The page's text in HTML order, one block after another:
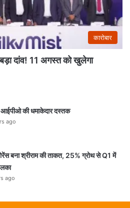
कारोबार
बड़ा दांव! 11 अगस्त को खुलेगा
आईपीओ की धमाकेदार दस्तक
ago
बना श्रीराम की ताकत, 25% ग्रोथ से Q1 में
ago